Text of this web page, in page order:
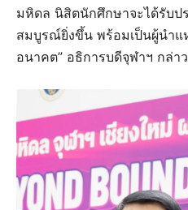
มหิดล นิสิตนักศึกษาจะได้รับป
สมบูรณ์ยิ่งขึ้น พร้อมเป็นผู้นำแ
อนาคต” อธิการบดีจุฬาฯ กล่าว